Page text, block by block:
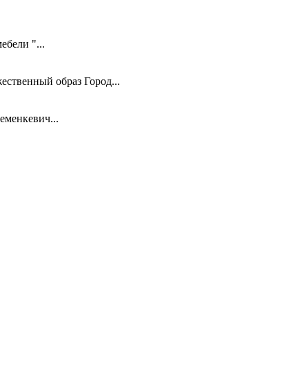
"...
образ Город...